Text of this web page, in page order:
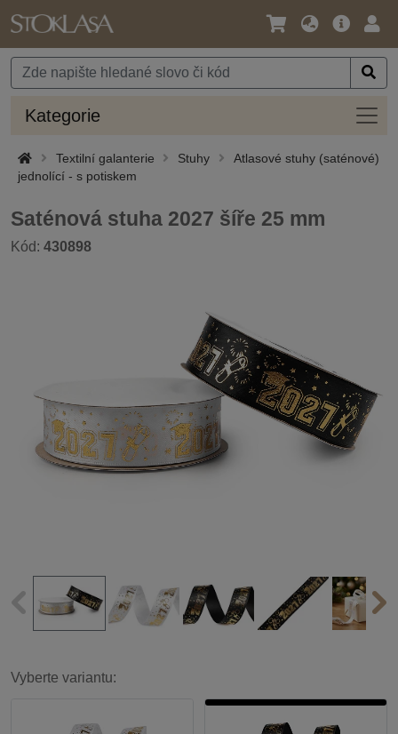
Jazyk
Měna
Hlavní
Kategorie
Textilní galanterie Stuhy
Atlasové stuhy (saténové)
jednolící - s potiskem
Saténová stuha 2027 šíře 25 mm
Kód: 430898
Vyberte variantu: